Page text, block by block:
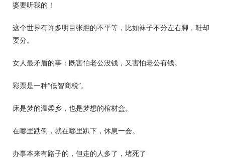
婆要听我的！
这个世界有许多明目张胆的不平等，比如袜子不分左右脚，鞋却
要分。
女人最矛盾的事：既害怕老公没钱，又害怕老公有钱。
彩票是一种“低智商税”。
床是梦的温柔乡，也是梦想的棺材盒。
在哪里跌倒，就在哪里趴下，休息一会。
办事本来有路子的，但走的人多了，堵死了